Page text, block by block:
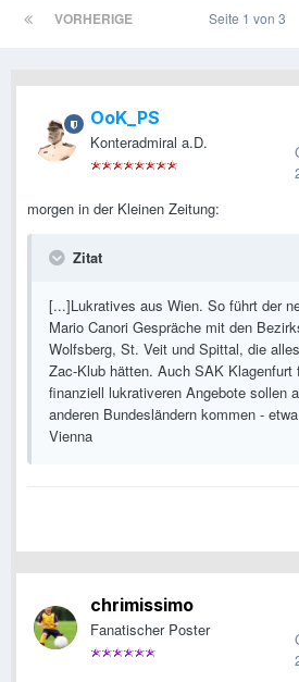
VORHERIGE Seite 1 von 3
OoK_PS
Konteradmiral a.D.
morgen in der Kleinen Zeitung:
Zitat
[...]Lukratives aus Wien. So führt der
Mario Canori Gespräche mit den
Wolfsberg, St. Veit und Spittal, die
Zac-Klub hätten. Auch SAK
finanziell lukrativeren Angebote sollen
anderen Bundesländern kommen -
Vienna
chrimissimo
Fanatischer Poster